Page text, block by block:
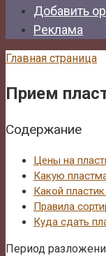
Добавить
Реклама
Главная страница
Прием
Содержание
Цены на
Какую
Какой
Правила
Куда сдать
Период